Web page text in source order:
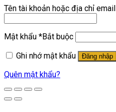
Tên tài khoản hoặc địa chỉ email
Mật khẩu *Bắt buộc
Ghi nhớ mật khẩu
Đăng nhập
Quên mật khẩu?